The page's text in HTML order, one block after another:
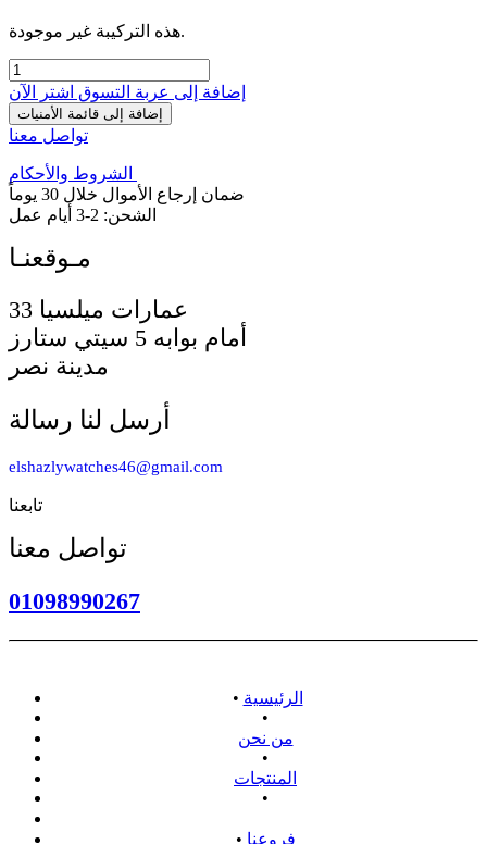
هذه التركيبة غير موجودة.
إضافة إلى عربة التسوق اشترِ الآن
إضافة إلى قائمة الأمنيات
تواصل معنا
الشروط والأحكام
ضمان إرجاع الأموال خلال 30 يوماً
الشحن: 2-3 أيام عمل
أمام بوابه 5 سيتي ستارز
مدينة نصر
أرسل لنا رسالة
elshazlywatches46@gmail.com
تابعنا
تواصل معنا
01098990267
• الرئيسية
•
من نحن
•
المنتجات
•
• فروعنا